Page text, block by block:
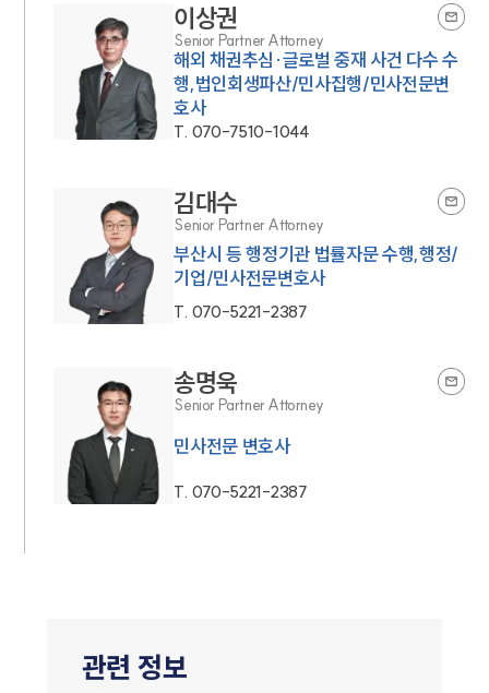
이상권
Senior Partner Attorney
해외 채권추심·글로벌 중재 사건 다수 수
행,법인회생파산/민사집행/민사전문변
호사
T. 070-7510-1044
김대수
Senior Partner Attorney
부산시 등 행정기관 법률자문 수행,행정/
기업/민사전문변호사
T. 070-5221-2387
송명욱
Senior Partner Attorney
민사전문 변호사
T. 070-5221-2387
관련 정보